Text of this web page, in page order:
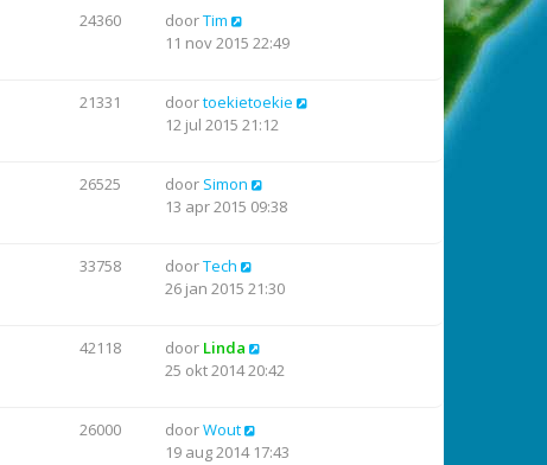
24360 doorTim
11 nov 2015 22:49
21331 doortoekietoekie
12 jul 2015 21:12
26525 door Simon
13 apr 2015 09:38
33758 doorTech
26 jan 2015 21:30
42118 door Linda
25 okt 2014 20:42
26000 doorWout
19 aug 2014 17:43